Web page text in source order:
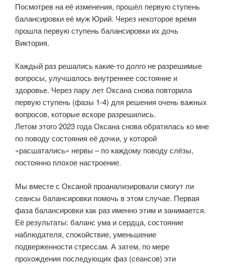
Посмотрев на её изменения, прошёл первую ступень
балансировки её муж Юрий. Через некоторое время
прошла первую ступень балансировки их дочь
Виктория.
Каждый раз решались какие-то долго не разрешимые
вопросы, улучшалось внутреннее состояние и
здоровье. Через пару лет Оксана снова повторила
первую ступень (фазы 1-4) для решения очень важных
вопросов, которые вскоре разрешились.
Летом этого 2023 года Оксана снова обратилась ко мне
по поводу состояния её дочки, у которой
«расшатались» нервы – по каждому поводу слёзы,
постоянно плохое настроение.
Мы вместе с Оксаной проанализировали смогут ли
сеансы балансировки помочь в этом случае. Первая
фаза балансировки как раз именно этим и занимается.
Её результаты: баланс ума и сердца, состояние
наблюдателя, спокойствие, уменьшение
подверженности стрессам. А затем, по мере
прохождения последующих фаз (сеансов) эти